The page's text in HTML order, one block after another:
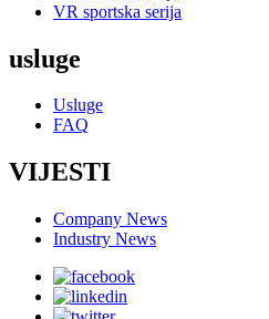
VR sportska serija
usluge
Usluge
FAQ
VIJESTI
Company News
Industry News